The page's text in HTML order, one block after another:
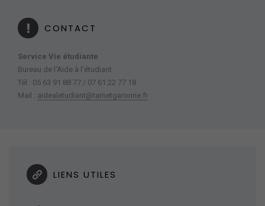
CONTACT
Service Vie étudiante
Bureau de l'Aide à l'étudiant
Tél : 05 63 91 88 77 / 07 61 22 77 18
Mail : aidealetudiant@tarnetgaronne.fr
LIENS UTILES